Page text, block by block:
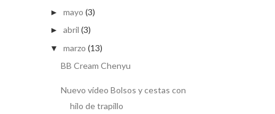
► mayo (3)
► abril (3)
▼ marzo (13)
BB Cream Chenyu
Nuevo vídeo Bolsos y cestas con
hilo de trapillo